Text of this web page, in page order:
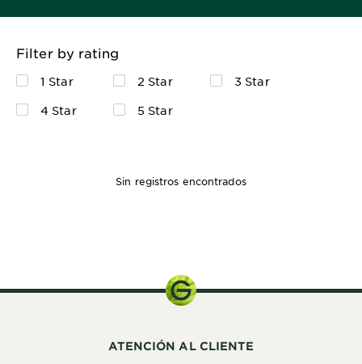
Filter by rating
1 Star 2 Star
3 Star
4 Star
5 Star
Sin registros encontrados
ATENCIÓN AL CLIENTE